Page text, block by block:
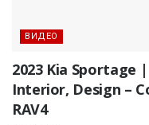
ВИДЕО
2023 Kia Sportage
Interior, Design –
RAV4